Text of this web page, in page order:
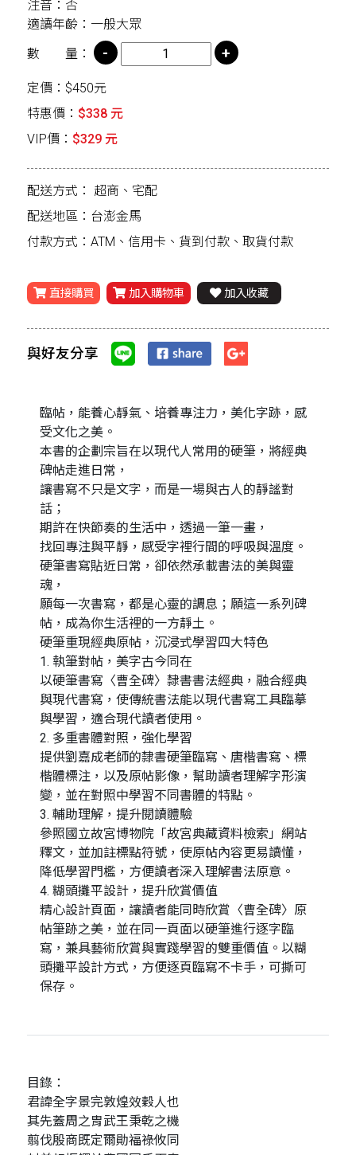
注音：否
適讀年齡：一般大眾
數 量：
定價：$450元
特惠價： $338 元
VIP價： $329 元
配送方式： 超商、宅配
配送地區：台澎金馬
付款方式：ATM、信用卡、貨到付款、取貨付款
直接購買 加入購物車 加入收藏
與好友分享
臨帖，能養心靜氣、培養專注力，美化字跡，感
受文化之美。
本書的企劃宗旨在以現代人常用的硬筆，將經典
碑帖走進日常，
讓書寫不只是文字，而是一場與古人的靜謐對
話；
期許在快節奏的生活中，透過一筆一畫，
找回專注與平靜，感受字裡行間的呼吸與溫度。
硬筆書寫貼近日常，卻依然承載書法的美與靈
魂，
願每一次書寫，都是心靈的調息；願這一系列碑
帖，成為你生活裡的一方靜土。
硬筆重現經典原帖，沉浸式學習四大特色
1. 執筆對帖，美字古今同在
以硬筆書寫〈曹全碑〉隸書書法經典，融合經典
與現代書寫，使傳統書法能以現代書寫工具臨摹
與學習，適合現代讀者使用。
2. 多重書體對照，強化學習
提供劉嘉成老師的隸書硬筆臨寫、唐楷書寫、標
楷體標注，以及原帖影像，幫助讀者理解字形演
變，並在對照中學習不同書體的特點。
3. 輔助理解，提升閱讀體驗
參照國立故宮博物院「故宮典藏資料檢索」網站
釋文，並加註標點符號，使原帖內容更易讀懂，
降低學習門檻，方便讀者深入理解書法原意。
4. 糊頭攤平設計，提升欣賞價值
精心設計頁面，讓讀者能同時欣賞〈曹全碑〉原
帖筆跡之美，並在同一頁面以硬筆進行逐字臨
寫，兼具藝術欣賞與實踐學習的雙重價值。以糊
頭攤平設計方式，方便逐頁臨寫不卡手，可撕可
保存。
目錄：
君諱全字景完敦煌效穀人也
其先蓋周之胄武王秉乾之機
翦伐殷商既定爾勛福祿攸同